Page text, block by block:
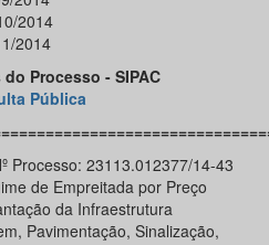
2014
2014
Processo - SIPAC
Pública
Processo: 23113.012377/14-43
de Empreitada por Preço
da Infraestrutura
Pavimentação, Sinalização,